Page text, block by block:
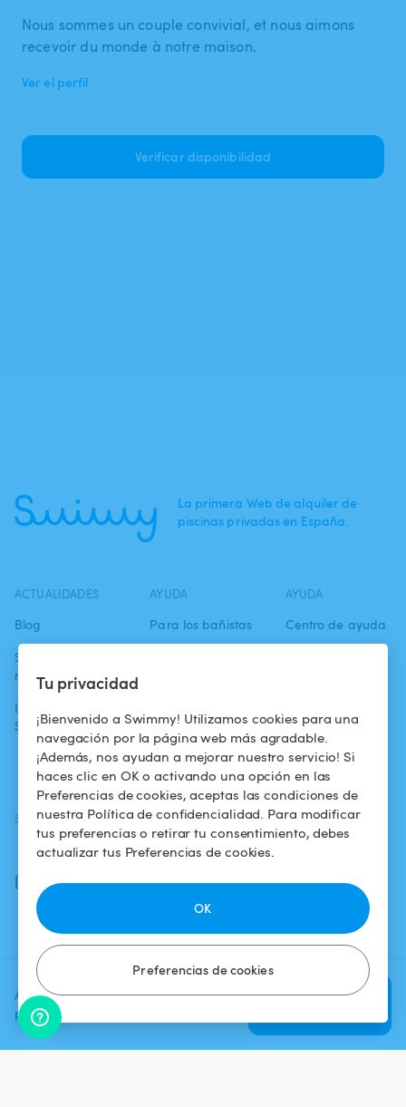
Tu privacidad
¡Bienvenido a Swimmy! Utilizamos cookies para una
navegación por la página web más agradable.
¡Además, nos ayudan a mejorar nuestro servicio! Si
haces clic en OK o activando una opción en las
Preferencias de cookies, aceptas las condiciones de
nuestra Política de confidencialidad. Para modificar
tus preferencias o retirar tu consentimiento, debes
actualizar tus Preferencias de cookies.
Preferencias de cookies
OK
Agrega una fecha y un horario
para ver el precio
Verificar
Nous sommes un couple convivial, et nous aimons
recevoir du monde à notre maison.
Ver el perfil
Verificar disponibilidad
La primera Web de alquiler de
piscinas privadas en España.
ACTUALIDADES
Blog
Swimmy en los
medios
La aventura
Swimmy
AYUDA
Para los bañistas
piscina
¿Cómo funciona?
AYUDA
Centro de ayuda
confidencialidad
Aviso legal
SÍGUENOS
Facebook
Instagram
DESCARGAR LA APP